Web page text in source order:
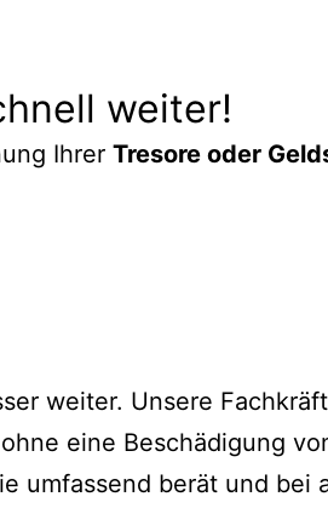
weiter!
Ihrer Tresore oder
weiter. Unsere
eine Beschädigung
umfassend berät und bei